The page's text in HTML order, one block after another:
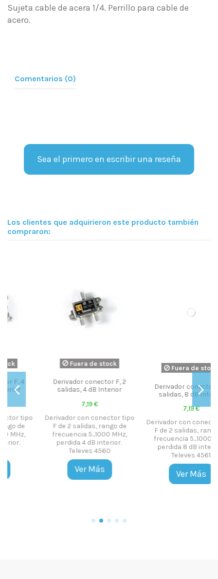
Sujeta cable de acera 1/4. Perrillo para cable de
acero.
Comentarios (0)
Sea el primero en escribir una reseña
Los clientes que adquirieron este producto también
compraron:
F, 2
tipo
de
Fuera de stock
Derivador conector F, 2
salidas, 8 dB Interior
7,19 €
Derivador con conector tipo
F de 2 salidas, rango de
frecuencia 5...1000 MHz,
perdida 8 dB interior.
Televes 4561
Ver Más
Fuera de stock
Amplificador BII (FM)
128
96,39 €
Amplificador
monocanal baja
BII (FM) SZB-128.
Ganancia: 30 dB. Nivel
salida: 2 x 113 dBµV. Alto
de salida. Alta
selectividad. Robusto y
estable. Ikusi 2293